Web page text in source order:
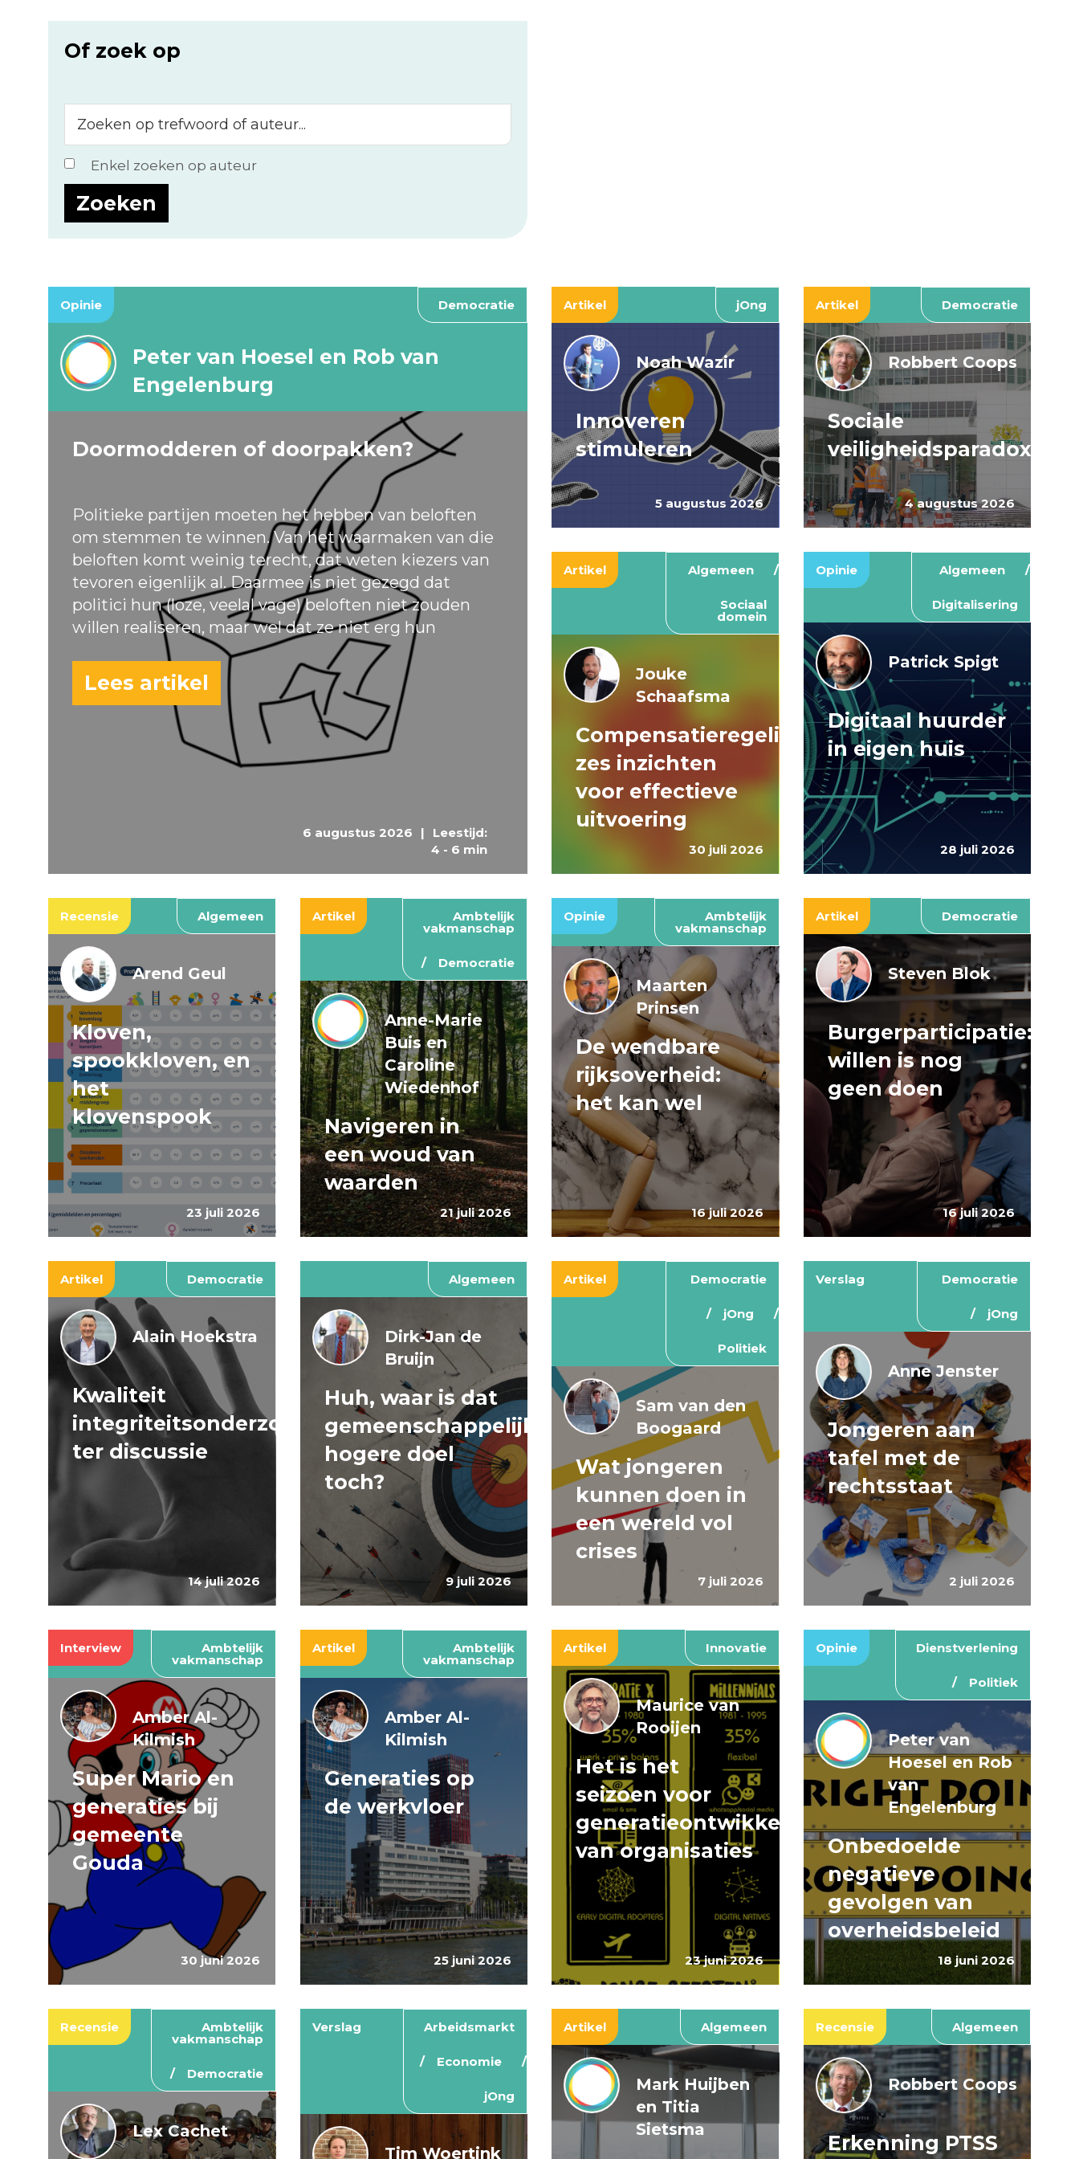
Of zoek op
op
trefwoord
of
auteur...
Enkel zoeken op auteur
Opinie Democratie
6 augustus 2026 |
Leestijd:
4 - 6 min
Peter van Hoesel en Rob van
Engelenburg
Doormodderen of doorpakken?
Politieke partijen moeten het hebben van beloften
om stemmen te winnen. Van het waarmaken van die
beloften komt weinig terecht, dat weten kiezers van
tevoren eigenlijk al. Daarmee is niet gezegd dat
politici hun (loze, veelal vage) beloften niet zouden
willen realiseren, maar wel dat ze niet erg hun
Lees artikel
Artikel jOng
5 augustus 2026
Noah Wazir
Innoveren
stimuleren
Artikel Democratie
4 augustus 2026
Robbert Coops
Sociale
veiligheidsparadox
Artikel Algemeen
Sociaal
domein
30 juli 2026
Jouke
Schaafsma
Compensatieregelingen:
zes inzichten
voor effectieve
uitvoering
Opinie Algemeen
Digitalisering
28 juli 2026
Patrick Spigt
Digitaal huurder
in eigen huis
Recensie Algemeen
23 juli 2026
Arend Geul
Kloven,
spookkloven, en
het
klovenspook
Artikel Ambtelijk
vakmanschap
Democratie
21 juli 2026
Anne-Marie
Buis en
Caroline
Wiedenhof
Navigeren in
een woud van
waarden
Opinie Ambtelijk
vakmanschap
16 juli 2026
Maarten
Prinsen
De wendbare
rijksoverheid:
het kan wel
Artikel Democratie
16 juli 2026
Steven Blok
Burgerparticipatie:
willen is nog
geen doen
Artikel Democratie
14 juli 2026
Alain Hoekstra
Kwaliteit
integriteitsonderzoeken
ter discussie
Algemeen
9 juli 2026
Dirk-Jan de
Bruijn
Huh, waar is dat
gemeenschappelijke
hogere doel
toch?
Artikel Democratie
jOng
Politiek
7 juli 2026
Sam van den
Boogaard
Wat jongeren
kunnen doen in
een wereld vol
crises
Verslag Democratie
jOng
2 juli 2026
Anne Jenster
Jongeren aan
tafel met de
rechtsstaat
Interview Ambtelijk
vakmanschap
30 juni 2026
Amber Al-
Kilmish
Super Mario en
generaties bij
gemeente
Gouda
Artikel Ambtelijk
vakmanschap
25 juni 2026
Amber Al-
Kilmish
Generaties op
de werkvloer
Artikel Innovatie
23 juni 2026
Maurice van
Rooijen
Het is het
seizoen voor
generatieontwikkeling
van organisaties
Opinie Dienstverlening
Politiek
18 juni 2026
Peter van
Hoesel en Rob
van
Engelenburg
Onbedoelde
negatieve
gevolgen van
overheidsbeleid
Recensie Ambtelijk
vakmanschap
Democratie
Lex Cachet
Verslag Arbeidsmarkt
Economie
jOng
Tim Woertink
Artikel Algemeen
Mark Huijben
en Titia
Sietsma
Recensie Algemeen
Robbert Coops
Erkenning PTSS